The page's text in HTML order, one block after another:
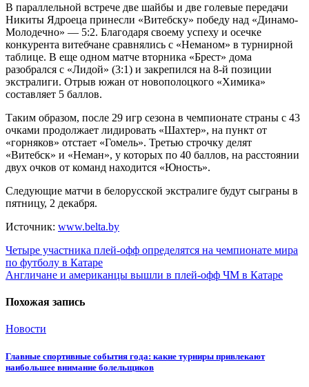
В параллельной встрече две шайбы и две голевые передачи
Никиты Ядроеца принесли «Витебску» победу над «Динамо-
Молодечно» — 5:2. Благодаря своему успеху и осечке
конкурента витебчане сравнялись с «Неманом» в турнирной
таблице. В еще одном матче вторника «Брест» дома
разобрался с «Лидой» (3:1) и закрепился на 8-й позиции
экстралиги. Отрыв южан от новополоцкого «Химика»
составляет 5 баллов.
Таким образом, после 29 игр сезона в чемпионате страны с 43
очками продолжает лидировать «Шахтер», на пункт от
«горняков» отстает «Гомель». Третью строчку делят
«Витебск» и «Неман», у которых по 40 баллов, на расстоянии
двух очков от команд находится «Юность».
Следующие матчи в белорусской экстралиге будут сыграны в
пятницу, 2 декабря.
Источник: www.belta.by
Навигация
по
Четыре участника плей-офф определятся на чемпионате мира
по футболу в Катаре
Англичане и американцы вышли в плей-офф ЧМ в Катаре
Похожая запись
Новости
Главные спортивные события года: какие турниры привлекают
наибольшее внимание болельщиков